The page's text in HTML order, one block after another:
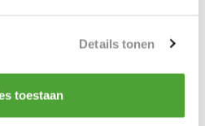
Details tonen
toestaan